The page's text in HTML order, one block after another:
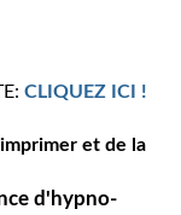
CLIQUEZ ICI !
et de la
d'hypno-